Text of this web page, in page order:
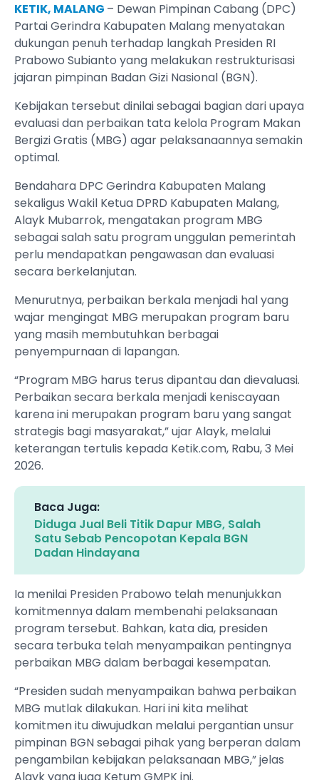
KETIK, MALANG – Dewan Pimpinan Cabang (DPC)
Partai Gerindra Kabupaten Malang menyatakan
dukungan penuh terhadap langkah Presiden RI
Prabowo Subianto yang melakukan restrukturisasi
jajaran pimpinan Badan Gizi Nasional (BGN).
Kebijakan tersebut dinilai sebagai bagian dari upaya
evaluasi dan perbaikan tata kelola Program Makan
Bergizi Gratis (MBG) agar pelaksanaannya semakin
optimal.
Bendahara DPC Gerindra Kabupaten Malang
sekaligus Wakil Ketua DPRD Kabupaten Malang,
Alayk Mubarrok, mengatakan program MBG
sebagai salah satu program unggulan pemerintah
perlu mendapatkan pengawasan dan evaluasi
secara berkelanjutan.
Menurutnya, perbaikan berkala menjadi hal yang
wajar mengingat MBG merupakan program baru
yang masih membutuhkan berbagai
penyempurnaan di lapangan.
“Program MBG harus terus dipantau dan dievaluasi.
Perbaikan secara berkala menjadi keniscayaan
karena ini merupakan program baru yang sangat
strategis bagi masyarakat,” ujar Alayk, melalui
keterangan tertulis kepada Ketik.com, Rabu, 3 Mei
2026.
Baca Juga:
Diduga Jual Beli Titik Dapur MBG, Salah
Satu Sebab Pencopotan Kepala BGN
Dadan Hindayana
Ia menilai Presiden Prabowo telah menunjukkan
komitmennya dalam membenahi pelaksanaan
program tersebut. Bahkan, kata dia, presiden
secara terbuka telah menyampaikan pentingnya
perbaikan MBG dalam berbagai kesempatan.
“Presiden sudah menyampaikan bahwa perbaikan
MBG mutlak dilakukan. Hari ini kita melihat
komitmen itu diwujudkan melalui pergantian unsur
pimpinan BGN sebagai pihak yang berperan dalam
pengambilan kebijakan pelaksanaan MBG,” jelas